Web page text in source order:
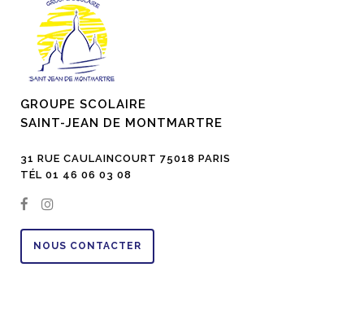
GROUPE SCOLAIRE
SAINT-JEAN DE MONTMARTRE
31 RUE CAULAINCOURT 75018 PARIS
TÉL 01 46 06 03 08
NOUS CONTACTER